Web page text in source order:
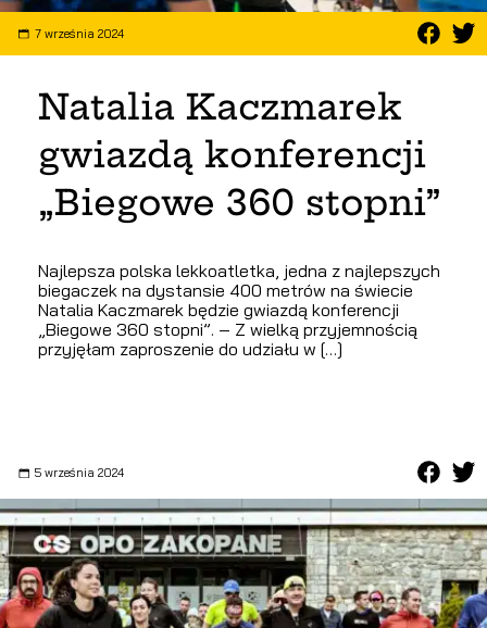
7 września 2024
Natalia Kaczmarek
gwiazdą konferencji
„Biegowe 360 stopni”
Najlepsza polska lekkoatletka, jedna z najlepszych
biegaczek na dystansie 400 metrów na świecie
Natalia Kaczmarek będzie gwiazdą konferencji
„Biegowe 360 stopni”. – Z wielką przyjemnością
przyjęłam zaproszenie do udziału w […]
5 września 2024